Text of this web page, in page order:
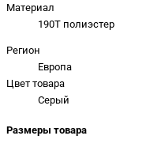
Материал
190T полиэстер
Регион
Европа
Цвет товара
Серый
Размеры товара